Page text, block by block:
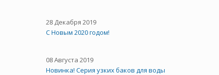
28 Декабря 2019
С Новым 2020 годом!
08 Августа 2019
Новинка! Серия узких баков для воды